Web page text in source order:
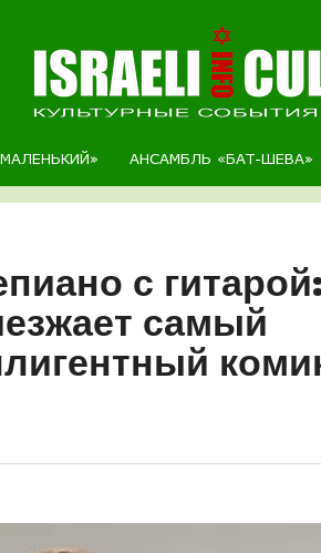
АНСАМБЛЬ «БАТ-ШЕВА»
с
самый